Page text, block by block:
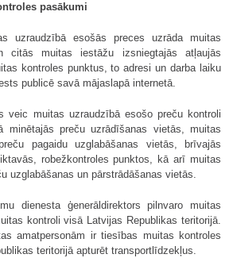
pasākumi
uzraudzībā esošās preces uzrāda muitas
citās muitas iestāžu izsniegtajās atļaujās
kontroles punktus, to adresi un darba laiku
publicē savā mājaslapā internetā.
veic muitas uzraudzībā esošo preču kontroli
minētajās preču uzrādīšanas vietās, muitas
pagaidu uzglabāšanas vietās, brīvajās
robežkontroles punktos, kā arī muitas
uzglabāšanas un pārstrādāšanas vietās.
dienesta ģenerāldirektors pilnvaro muitas
kontroli visā Latvijas Republikas teritorijā.
amatpersonām ir tiesības muitas kontroles
teritorijā apturēt transportlīdzekļus.